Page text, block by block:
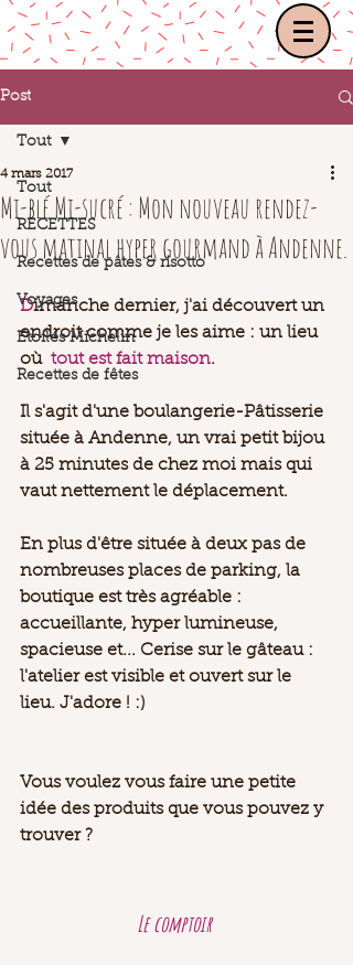
Post
Tout
RECETTES
Recettes de pâtes & risotto
Voyages
Etoilés Michelin
Recettes de fêtes
Tout
Mi-blé Mi-sucré : Mon nouveau rendez-
vous matinal hyper gourmand à Andenne.
4 mars 2017
Dimanche dernier, j'ai découvert un
endroit comme je les aime : un lieu
où tout est fait maison.
Il s'agit d'une boulangerie-Pâtisserie
située à Andenne, un vrai petit bijou
à 25 minutes de chez moi mais qui
vaut nettement le déplacement.
En plus d'être située à deux pas de
nombreuses places de parking, la
boutique est très agréable :
accueillante, hyper lumineuse,
spacieuse et... Cerise sur le gâteau :
l'atelier est visible et ouvert sur le
lieu. J'adore ! :)
Vous voulez vous faire une petite
idée des produits que vous pouvez y
trouver ?
Le comptoir